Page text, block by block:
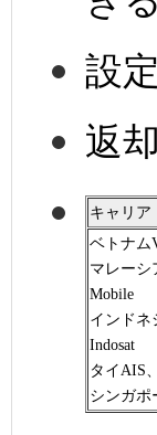
設
返
キャリア
ベトナム
マレーシ
Mobile
インドネ
Indosat
タイAIS
シンガポ